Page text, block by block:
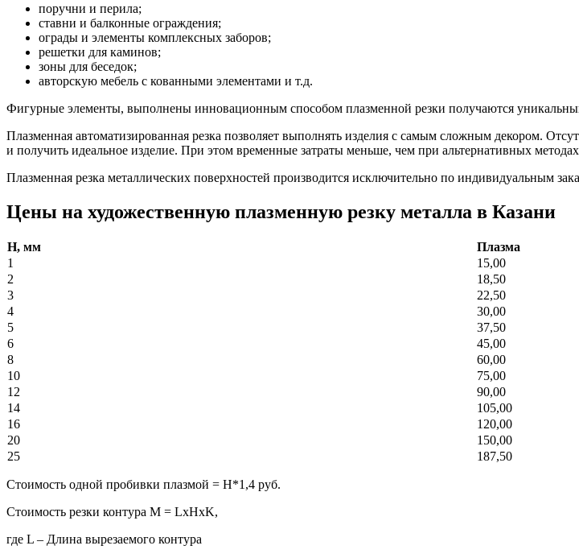
поручни и перила;
ставни и балконные ограждения;
ограды и элементы комплексных заборов;
решетки для каминов;
зоны для беседок;
авторскую мебель с кованными элементами и т.д.
Фигурные элементы, выполнены инновационным способом плазменной резки получаются
Плазменная автоматизированная резка позволяет выполнять изделия с самым сложным декором.
и получить идеальное изделие. При этом временные затраты меньше, чем при альтернативных методах
Плазменная резка металлических поверхностей производится исключительно по индивидуальным
Цены на художественную плазменную резку металла в Казани
H, мм
Плазма
1
15,00
2
18,50
3
22,50
4
30,00
5
37,50
6
45,00
8
60,00
10
75,00
12
90,00
14
105,00
16
120,00
20
150,00
25
187,50
Стоимость одной пробивки плазмой = H*1,4 руб.
Стоимость резки контура М = LxHxK,
где L – Длина вырезаемого контура